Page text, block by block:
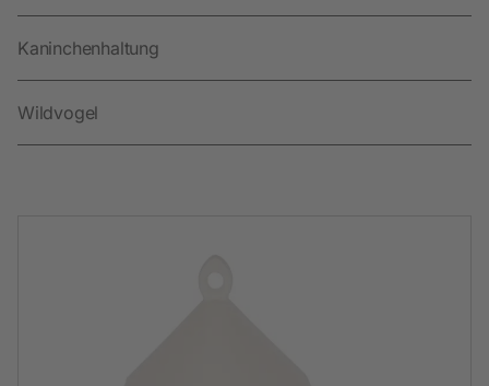
Kaninchenhaltung
Wildvogel